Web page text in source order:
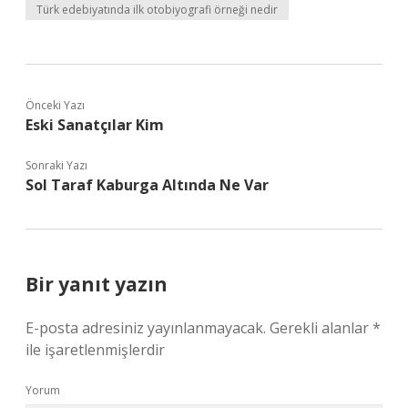
Türk edebiyatında ilk otobiyografi örneği nedir
Önceki Yazı
Eski Sanatçılar Kim
Sonraki Yazı
Sol Taraf Kaburga Altında Ne Var
Bir yanıt yazın
E-posta adresiniz yayınlanmayacak. Gerekli alanlar*
ile işaretlenmişlerdir
Yorum